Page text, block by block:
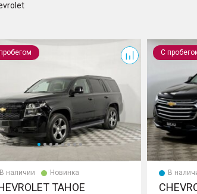
В наличии Новинка
TAHOE
С
Traverse
В